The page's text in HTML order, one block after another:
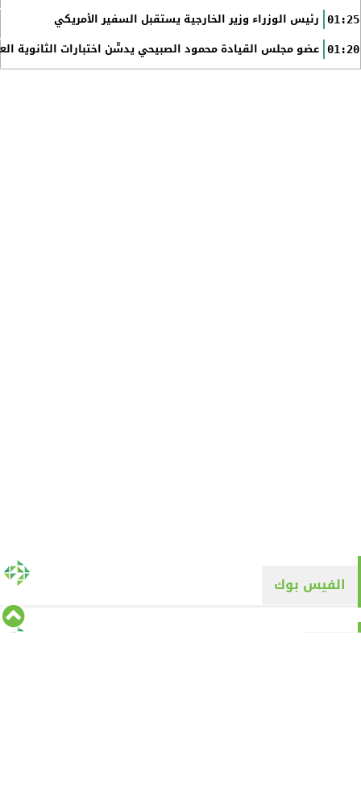
01:25 رئيس الوزراء وزير الخارجية يستقبل السفير الأمريكي
01:20 عضو مجلس القيادة محمود الصبيحي يدشّن اختبارات الثانوية
الفيس بوك